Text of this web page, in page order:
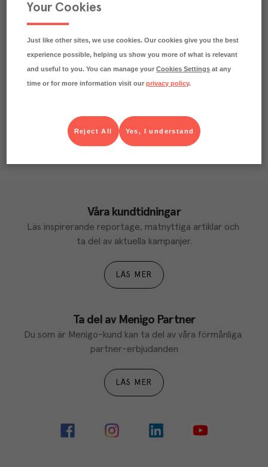
Klimatavtryck
CO₂e/kg
Varje kilo av varan påverkar klimatet motsvarande
utsläppen av 3.8 kg koldioxid.
Läs mer om hur vi beräknar klimatavtryck
Våra kundtidningar
Läs inspirerande reportage, matnyttiga artiklar och
ta del av aktuella kampanjer.
LÄS MER
Ta del av Menigo Partner
Du som är Menigo-kund kan ta del av våra förmånliga
partner-erbjudanden
LÄS MER
Your Cookies
Just like other sites, we use cookies. Our cookies give you the best
experience possible, helping us show you more of what is relevant
and useful to you. You can manage yourCookies Settings at any
time or for more information visit ourprivacy policy.
Yes, I understand
Reject All